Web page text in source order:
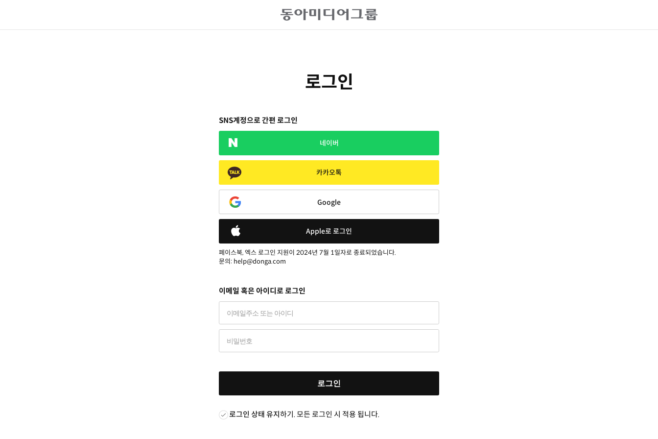
로그인
SNS계정으로 간편 로그인
네이버
카카오톡
Google
Apple로 로그인
페이스북, 엑스 로그인 지원이 2024년 7월 1일자로 종료되었습니다.
문의: help@donga.com
이메일 혹은 아이디로 로그인
로그인
로그인 상태 유지하기. 모든 로그인 시 적용 됩니다.